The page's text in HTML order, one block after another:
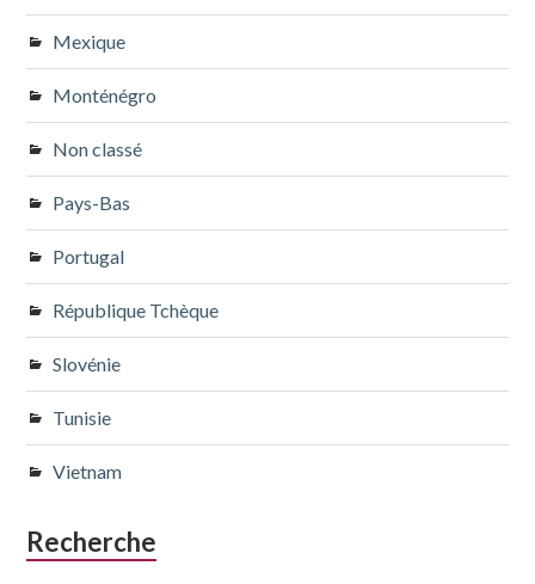
Mexique
Monténégro
Non classé
Pays-Bas
Portugal
République Tchèque
Slovénie
Tunisie
Vietnam
Recherche